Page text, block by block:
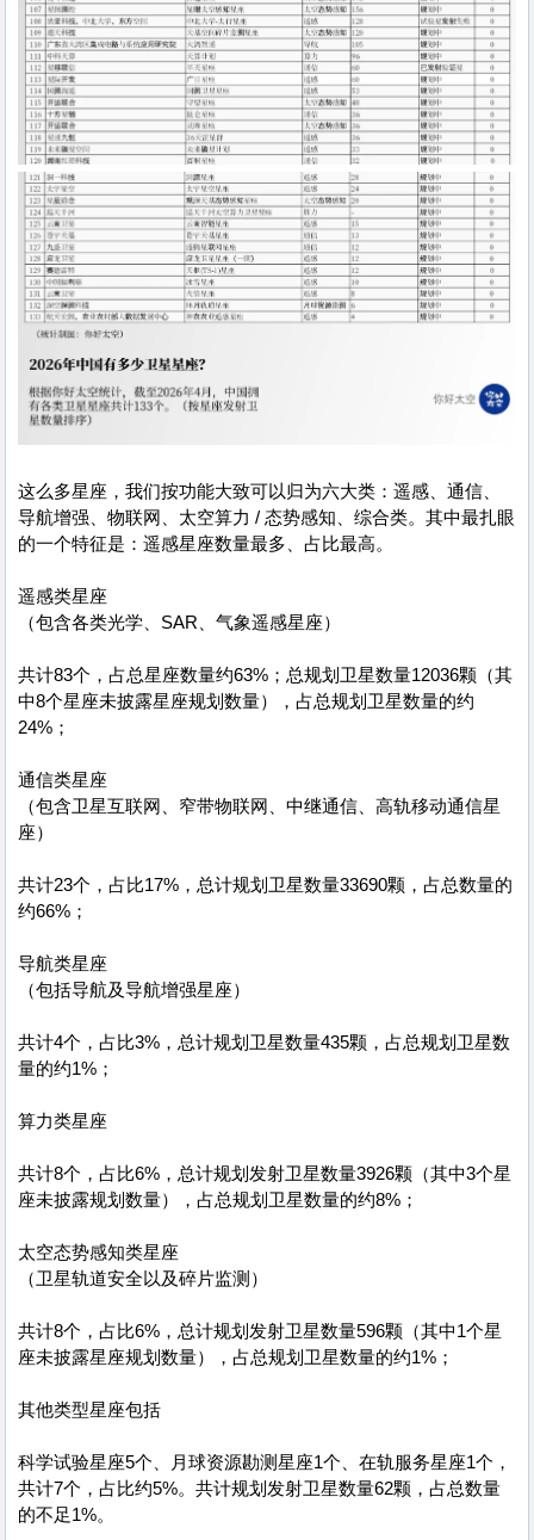
这么多星座，我们按功能大致可以归为六大类：遥感、通信、
导航增强、物联网、太空算力 / 态势感知、综合类。其中最扎眼
的一个特征是：遥感星座数量最多、占比最高。
遥感类星座
（包含各类光学、SAR、气象遥感星座）
共计83个，占总星座数量约63%；总规划卫星数量12036颗（其
中8个星座未披露星座规划数量），占总规划卫星数量的约
24%；
通信类星座
（包含卫星互联网、窄带物联网、中继通信、高轨移动通信星
座）
共计23个，占比17%，总计规划卫星数量33690颗，占总数量的
约66%；
导航类星座
（包括导航及导航增强星座）
共计4个，占比3%，总计规划卫星数量435颗，占总规划卫星数
量的约1%；
算力类星座
共计8个，占比6%，总计规划发射卫星数量3926颗（其中3个星
座未披露规划数量），占总规划卫星数量的约8%；
太空态势感知类星座
（卫星轨道安全以及碎片监测）
共计8个，占比6%，总计规划发射卫星数量596颗（其中1个星
座未披露星座规划数量），占总规划卫星数量的约1%；
其他类型星座包括
科学试验星座5个、月球资源勘测星座1个、在轨服务星座1个，
共计7个，占比约5%。共计规划发射卫星数量62颗，占总数量
的不足1%。